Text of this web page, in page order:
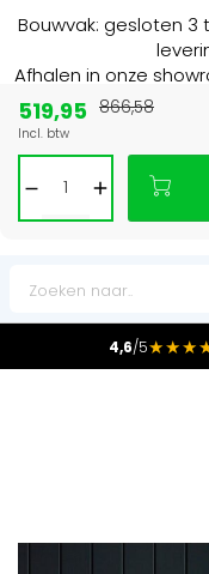
Bouwvak: gesloten 3
Afhalen in onze
4,6/5
519,95
Incl. btw
866,58